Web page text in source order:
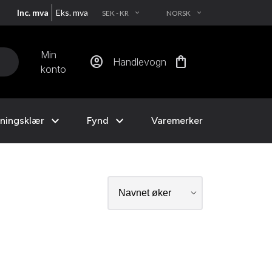
Inc. mva Eks. mva SEK - KR EXPAND_MORE NORSK EXPAND_MORE
Min
konto
account_circle Handlevogn shopping_bag
expand_more Fynd expand_more Varemerker